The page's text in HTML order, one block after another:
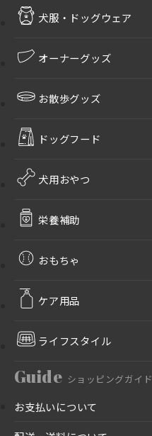
犬服・ドッグウェア
オーナーグッズ
お散歩グッズ
ドッグフード
犬用おやつ
栄養補助
おもちゃ
ケア用品
ライフスタイル
Guide ショッピングガイド
お支払いについて